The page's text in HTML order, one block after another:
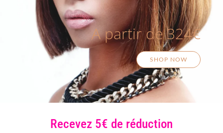
A partir de 324€
SHOP NOW
Recevez 5€ de réduction